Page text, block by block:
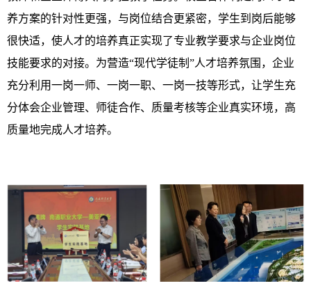
养方案的针对性更强，与岗位结合更紧密，学生到岗后能够
很快适，使人才的培养真正实现了专业教学要求与企业岗位
技能要求的对接。为营造“现代学徒制”人才培养氛围，企业
充分利用一岗一师、一岗一职、一岗一技等形式，让学生充
分体会企业管理、师徒合作、质量考核等企业真实环境，高
质量地完成人才培养。